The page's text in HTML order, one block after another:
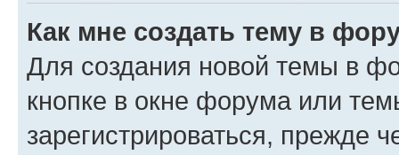
Как мне создать тему в
Для создания новой темы в
кнопке в окне форума или
зарегистрироваться, прежде